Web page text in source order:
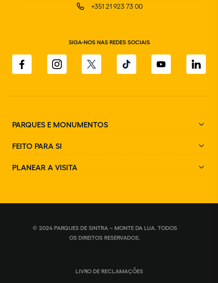
+351 21 923 73 00
SIGA-NOS NAS REDES SOCIAIS
PARQUES E MONUMENTOS
FEITO PARA SI
PLANEAR A VISITA
© 2024 PARQUES DE SINTRA – MONTE DA LUA. TODOS
OS DIREITOS RESERVADOS.
LIVRO DE RECLAMAÇÕES